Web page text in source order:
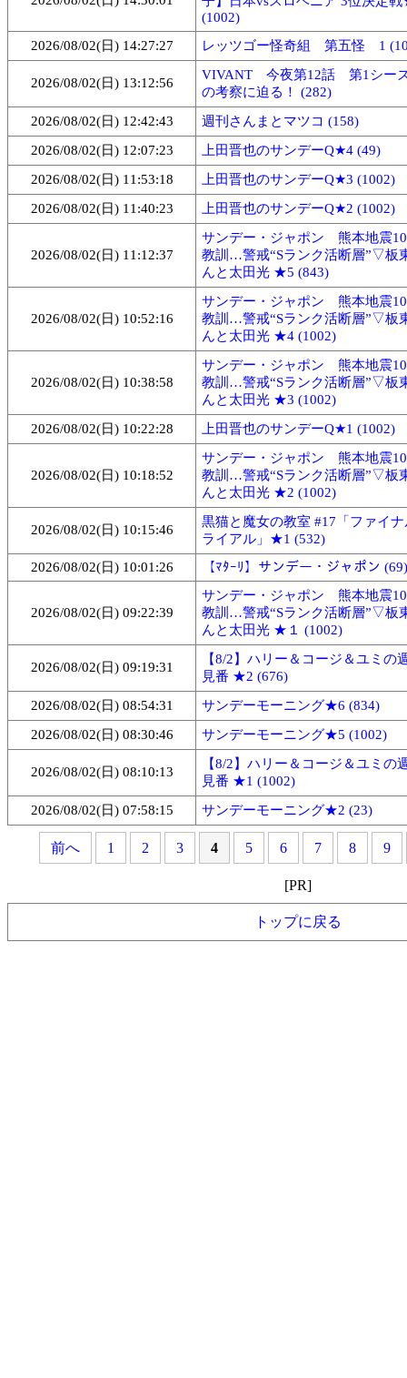
(1002)
2026/08/02(日) 14:27:27
レッツゴー怪奇組 第五怪 1
2026/08/02(日) 13:12:56
VIVANT 今夜第12話 第1シー
の考察に迫る！ (282)
2026/08/02(日) 12:42:43
週刊さんまとマツコ (158)
2026/08/02(日) 12:07:23
上田晋也のサンデーQ★4 (49)
2026/08/02(日) 11:53:18
上田晋也のサンデーQ★3 (1002)
2026/08/02(日) 11:40:23
上田晋也のサンデーQ★2 (1002)
2026/08/02(日) 11:12:37
サンデー・ジャポン 熊本地震
教訓…警戒“Sランク活断層”▽板
んと太田光 ★5 (843)
2026/08/02(日) 10:52:16
サンデー・ジャポン 熊本地震
教訓…警戒“Sランク活断層”▽板
んと太田光 ★4 (1002)
2026/08/02(日) 10:38:58
サンデー・ジャポン 熊本地震
教訓…警戒“Sランク活断層”▽板
んと太田光 ★3 (1002)
2026/08/02(日) 10:22:28
上田晋也のサンデーQ★1 (1002)
2026/08/02(日) 10:18:52
サンデー・ジャポン 熊本地震
教訓…警戒“Sランク活断層”▽板
んと太田光 ★2 (1002)
2026/08/02(日) 10:15:46
黒猫と魔女の教室 #17「ファイ
ライアル」★1 (532)
2026/08/02(日) 10:01:26
【ﾏﾀｰﾘ】サンデー・ジャポン (69)
2026/08/02(日) 09:22:39
サンデー・ジャポン 熊本地震
教訓…警戒“Sランク活断層”▽板
んと太田光 ★１ (1002)
2026/08/02(日) 09:19:31
【8/2】ハリー＆コージ＆ユミの
見番 ★2 (676)
2026/08/02(日) 08:54:31
サンデーモーニング★6 (834)
2026/08/02(日) 08:30:46
サンデーモーニング★5 (1002)
2026/08/02(日) 08:10:13
【8/2】ハリー＆コージ＆ユミの
見番 ★1 (1002)
2026/08/02(日) 07:58:15
サンデーモーニング★2 (23)
前へ 1 2 3 4 5 6 7 8 9
[PR]
トップに戻る